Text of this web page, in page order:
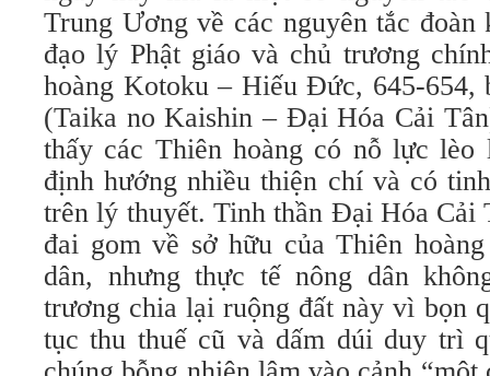
Trung Ương về các nguyên tắc đoàn
đạo lý Phật giáo và chủ trương
hoàng Kotoku – Hiếu Đức, 645-654,
(Taika no Kaishin – Đại Hóa Cải
thấy các Thiên hoàng có nỗ lực lèo
định hướng nhiều thiện chí và có
trên lý thuyết. Tinh thần Đại Hóa Cải
đai gom về sở hữu của Thiên
dân, nhưng thực tế nông dân
trương chia lại ruộng đất này vì bọn
tục thu thuế cũ và dấm dúi duy trì